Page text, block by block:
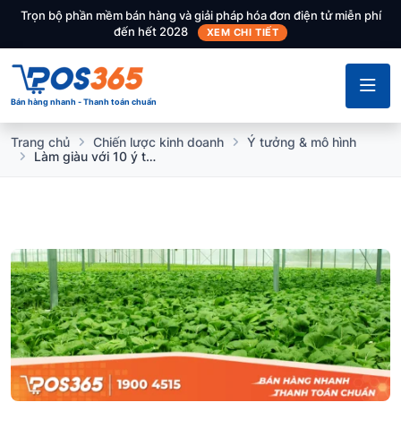
Trọn bộ phần mềm bán hàng và giải pháp hóa đơn điện tử miễn phí
đến hết 2028
XEM CHI TIẾT
Bán hàng nhanh - Thanh toán chuẩn
Trang chủ Chiến lược kinh doanh
Ý tưởng & mô hình
Làm giàu với 10 ý tưởng khởi nghiệp nông nghiệp đột phá nhất 2026